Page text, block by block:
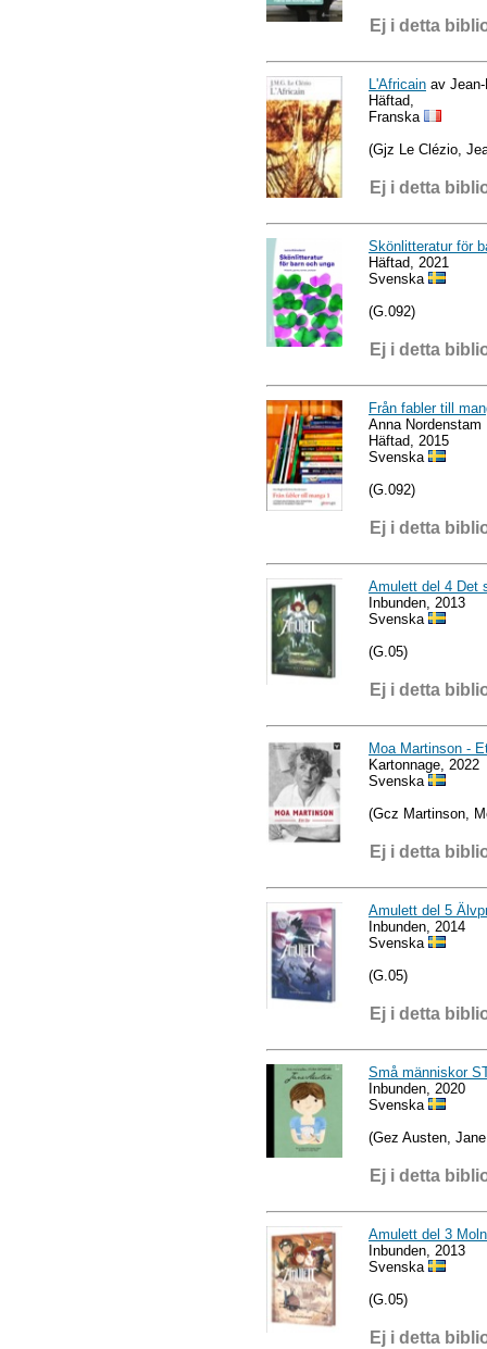
Ej i detta
L'Africain av
Häftad,
Franska
(Gjz Le Clézio,
Ej i detta
Skönlitteratur för
Häftad, 2021
Svenska
(G.092)
Ej i detta
Från fabler till
Anna Nordenstam
Häftad, 2015
Svenska
(G.092)
Ej i detta
Amulett del 4 Det
Inbunden, 2013
Svenska
(G.05)
Ej i detta
Moa Martinson -
Kartonnage, 2022
Svenska
(Gcz Martinson,
Ej i detta
Amulett del 5
Inbunden, 2014
Svenska
(G.05)
Ej i detta
Små människor
Inbunden, 2020
Svenska
(Gez Austen,
Ej i detta
Amulett del 3
Inbunden, 2013
Svenska
(G.05)
Ej i detta